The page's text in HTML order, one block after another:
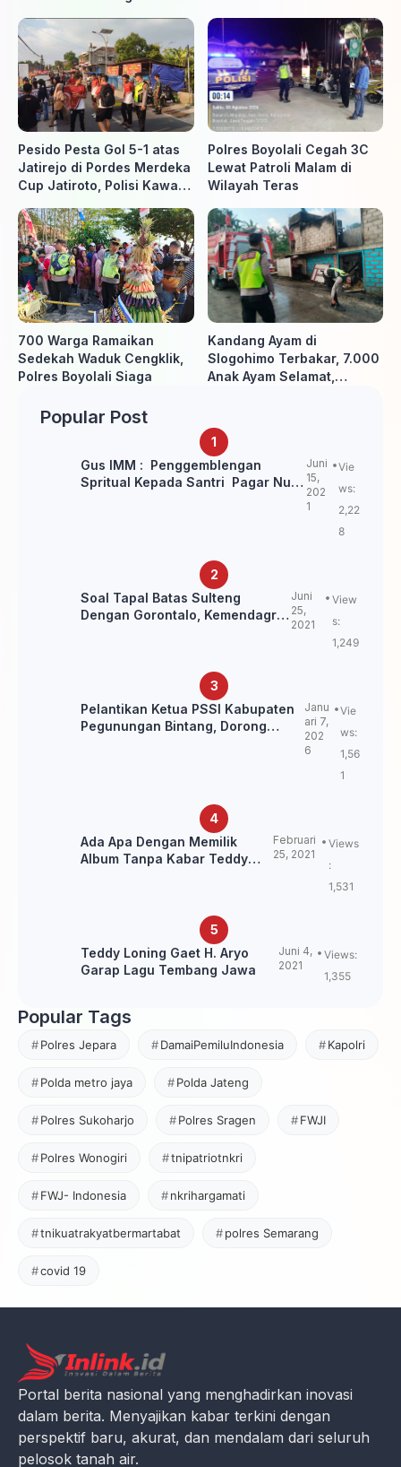
Pesido Pesta Gol 5-1 atas
Jatirejo di Pordes Merdeka
Cup Jatiroto, Polisi Kawal
Polres Boyolali Cegah 3C
Lewat Patroli Malam di
Wilayah Teras
700 Warga Ramaikan
Sedekah Waduk Cengklik,
Polres Boyolali Siaga
Kandang Ayam di
Slogohimo Terbakar, 7.000
Anak Ayam Selamat,
Popular Post
Gus IMM : Penggemblengan
Spritual Kepada Santri Pagar Nusa
Juni
15,
202
1
Vie
ws:
2,22
8
Soal Tapal Batas Sulteng
Dengan Gorontalo, Kemendagri:
Juni
25,
2021
View
s:
1,249
Pelantikan Ketua PSSI Kabupaten
Pegunungan Bintang, Dorong
Janu
ari 7,
202
6
Vie
ws:
1,56
1
Ada Apa Dengan Memilik
Album Tanpa Kabar Teddy
Februari
25, 2021
Views
:
1,531
Teddy Loning Gaet H. Aryo
Garap Lagu Tembang Jawa
Juni 4,
2021
Views:
1,355
Popular Tags
Polres Jepara DamaiPemiluIndonesia Kapolri
Polda metro jaya Polda Jateng
Polres Sukoharjo Polres Sragen FWJI
Polres Wonogiri tnipatriotnkri
FWJ- Indonesia nkrihargamati
tnikuatrakyatbermartabat polres Semarang
covid 19
Portal berita nasional yang menghadirkan inovasi
dalam berita. Menyajikan kabar terkini dengan
perspektif baru, akurat, dan mendalam dari seluruh
pelosok tanah air.